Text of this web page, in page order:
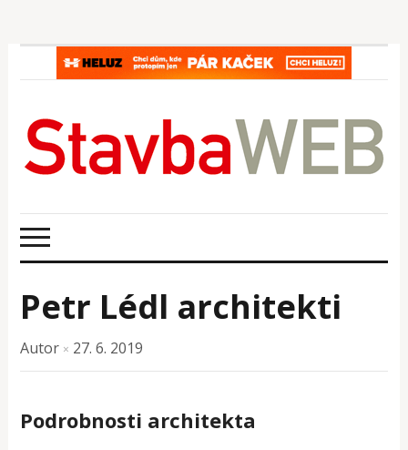
Petr Lédl architekti
Autor × 27. 6. 2019
Podrobnosti architekta